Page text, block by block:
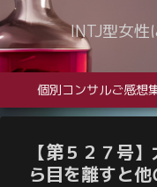
INTJ型女性
個別コンサルご感想
【第５２７号
ら目を離すと